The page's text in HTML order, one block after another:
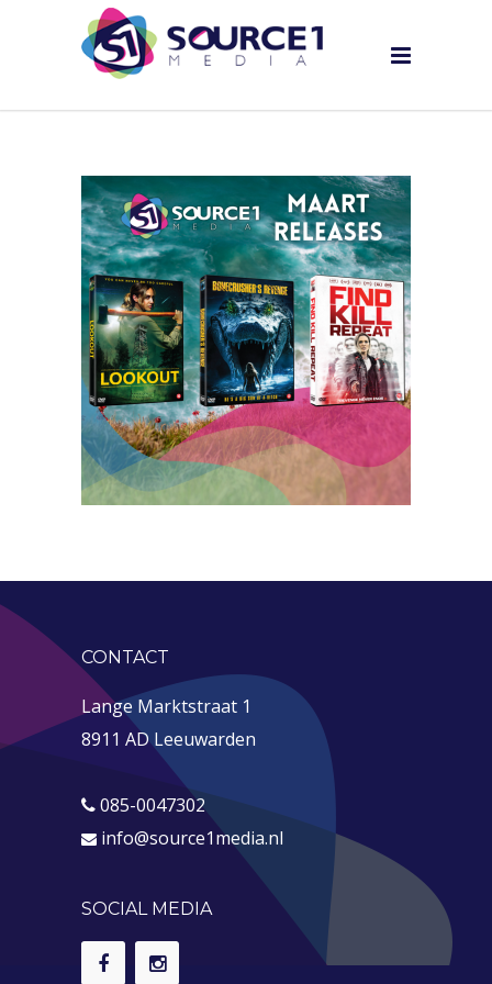
CONTACT
Lange Marktstraat 1
8911 AD Leeuwarden
085-0047302
info@source1media.nl
SOCIAL MEDIA